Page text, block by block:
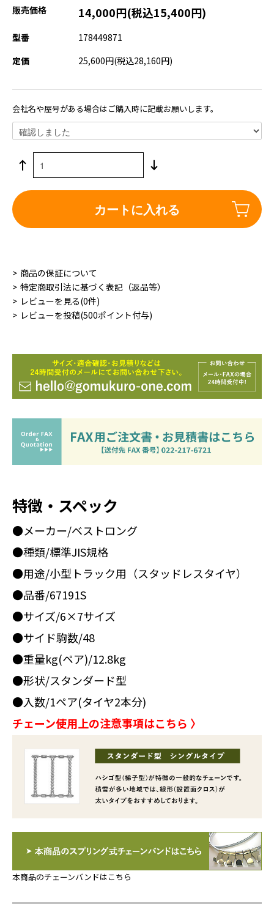
販売価格 14,000円(税込15,400円)
型番
178449871
定価
25,600円(税込28,160円)
会社名や屋号がある場合はご購入時に記載お願いします。
カートに入れる
商品の保証について
特定商取引法に基づく表記（返品等）
レビューを見る(0件)
レビューを投稿(500ポイント付与)
特徴・スペック
●メーカー/ベストロング
●種類/標準JIS規格
●用途/小型トラック用（スタッドレスタイヤ）
●品番/67191S
●サイズ/6×7サイズ
●サイド駒数/48
●重量kg(ペア)/12.8kg
●形状/スタンダード型
●入数/1ペア(タイヤ2本分)
チェーン使用上の注意事項はこちら 〉
本商品のチェーンバンドはこちら